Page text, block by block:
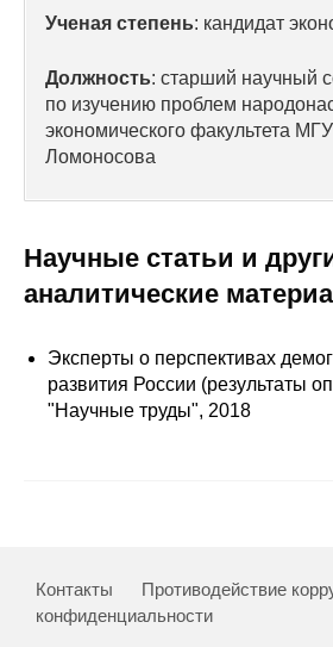
Сотрудники
Материалы для СМИ
Публикации
Научная жизнь
Номера журналов
Ученая степень: кандидат
Должность: старший научный
по изучению проблем
экономического факультета
Ломоносова
Научные статьи и
аналитические
Эксперты о перспективах
развития России (результаты
"Научные труды", 2018
Контакты Противодействие
конфиденциальности